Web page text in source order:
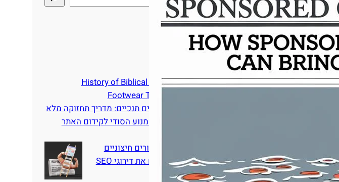
e
a
r
c
h
פוסטים אחרונים
History of Biblical Sandals: Ancient
Footwear Through the Ages
כיצד לטפל בסנדלים תנכיים: מדריך תחזוקה מלא
בניית קישורים – המנוע הסודי לקידום האתר
10 דרכים בהן קישורים חיצוניים
מיקור חוץ מגבירים את דירוגי SEO